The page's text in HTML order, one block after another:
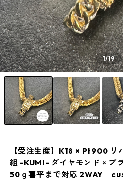
1/19
【受注生産】K18 × Pt900 リ
組 -KUMI- ダイヤモンド × ブ
50ｇ喜平まで対応 2WAY｜